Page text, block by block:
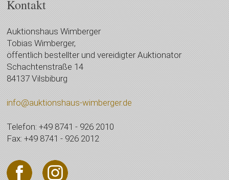
Kontakt
Auktionshaus Wimberger
Tobias Wimberger,
öffentlich bestellter und vereidigter Auktionator
Schachtenstraße 14
84137 Vilsbiburg
info@auktionshaus-wimberger.de
Telefon: +49 8741 - 926 2010
Fax: +49 8741 - 926 2012